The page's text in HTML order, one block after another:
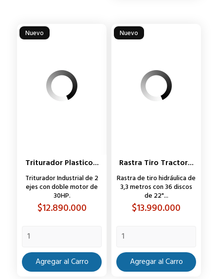
Triturador Plastico...
Triturador Industrial de 2
ejes con doble motor de
30HP.
Precio
$12.890.000
Agregar al Carro
Nuevo
Rastra Tiro Tractor...
Rastra de tiro hidráulica de
3,3 metros con 36 discos
de 22"...
Precio
$13.990.000
Agregar al Carro
Nuevo